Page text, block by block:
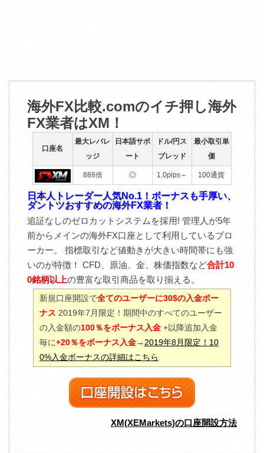
海外FX比較.comのイチ押し海外
FX業者はXM！
口座名
最大レバレ
ッジ
日本語サポ
ート
ドル/円ス
プレッド
最小取引単
価
888倍 ◎ 1.0pips～ 100通貨
日本人トレーダー人気No.1！ボーナスも手厚い、
ダントツおすすめの海外FX業者！
追証なしのゼロカットシステムを採用! 管理人が5年
前からメインの海外FX口座として利用しているブロ
ーカー。 指標取引など値動きが大きい時間帯にも強
いのが特徴！ CFD、原油、金、株価指数など合計10
0銘柄以上の豊富な取引商品を取り揃える。
新規口座開設で全てのユーザーに30$の入金ボー
ナス 2019年7月限定！期間中のすべてのユーザー
の入金額の100％をボーナス入金 +以降追加入金
毎に+20％をボーナス入金→ 2019年8月限定！10
0%入金ボーナスの詳細はこちら
XM(XEMarkets)の口座開設方法